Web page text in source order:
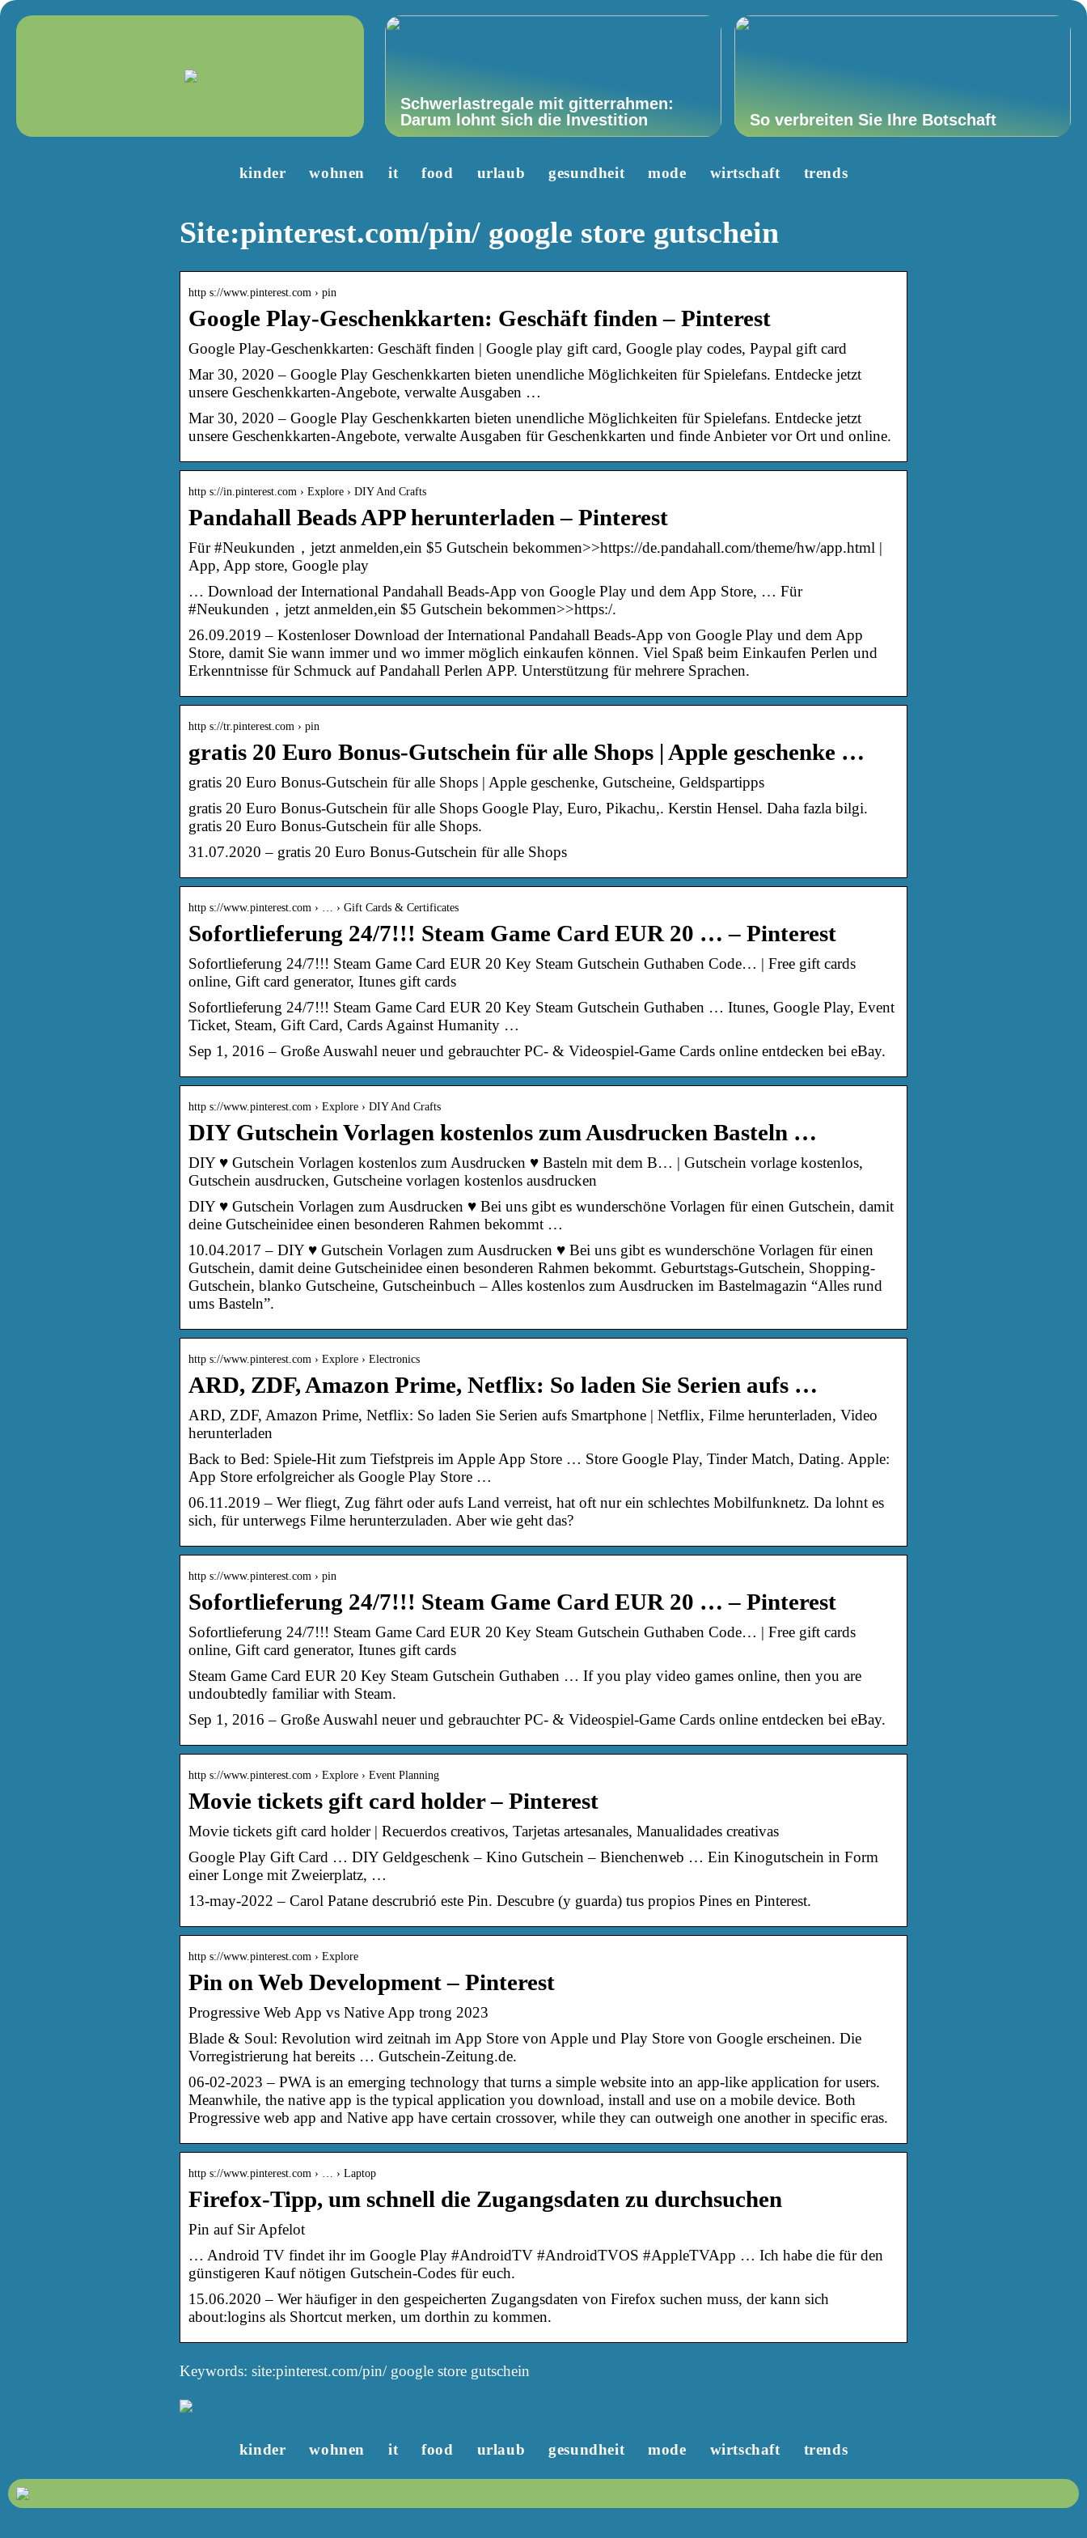
Schwerlastregale mit gitterrahmen:
Darum lohnt sich die Investition
So verbreiten Sie Ihre Botschaft
kinder wohnen it food urlaub gesundheit mode wirtschaft trends
Site:pinterest.com/pin/ google store gutschein
http s://www.pinterest.com › pin
Google Play-Geschenkkarten: Geschäft finden – Pinterest
Google Play-Geschenkkarten: Geschäft finden | Google play gift card, Google play codes, Paypal gift card
Mar 30, 2020 – Google Play Geschenkkarten bieten unendliche Möglichkeiten für Spielefans. Entdecke jetzt
unsere Geschenkkarten-Angebote, verwalte Ausgaben …
Mar 30, 2020 – Google Play Geschenkkarten bieten unendliche Möglichkeiten für Spielefans. Entdecke jetzt
unsere Geschenkkarten-Angebote, verwalte Ausgaben für Geschenkkarten und finde Anbieter vor Ort und online.
http s://in.pinterest.com › Explore › DIY And Crafts
Pandahall Beads APP herunterladen – Pinterest
Für #Neukunden，jetzt anmelden,ein $5 Gutschein bekommen>>https://de.pandahall.com/theme/hw/app.html |
App, App store, Google play
… Download der International Pandahall Beads-App von Google Play und dem App Store, … Für
#Neukunden，jetzt anmelden,ein $5 Gutschein bekommen>>https:/.
26.09.2019 – Kostenloser Download der International Pandahall Beads-App von Google Play und dem App
Store, damit Sie wann immer und wo immer möglich einkaufen können. Viel Spaß beim Einkaufen Perlen und
Erkenntnisse für Schmuck auf Pandahall Perlen APP. Unterstützung für mehrere Sprachen.
http s://tr.pinterest.com › pin
gratis 20 Euro Bonus-Gutschein für alle Shops | Apple geschenke …
gratis 20 Euro Bonus-Gutschein für alle Shops | Apple geschenke, Gutscheine, Geldspartipps
gratis 20 Euro Bonus-Gutschein für alle Shops Google Play, Euro, Pikachu,. Kerstin Hensel. Daha fazla bilgi.
gratis 20 Euro Bonus-Gutschein für alle Shops.
31.07.2020 – gratis 20 Euro Bonus-Gutschein für alle Shops
http s://www.pinterest.com › … › Gift Cards & Certificates
Sofortlieferung 24/7!!! Steam Game Card EUR 20 … – Pinterest
Sofortlieferung 24/7!!! Steam Game Card EUR 20 Key Steam Gutschein Guthaben Code… | Free gift cards
online, Gift card generator, Itunes gift cards
Sofortlieferung 24/7!!! Steam Game Card EUR 20 Key Steam Gutschein Guthaben … Itunes, Google Play, Event
Ticket, Steam, Gift Card, Cards Against Humanity …
Sep 1, 2016 – Große Auswahl neuer und gebrauchter PC- & Videospiel-Game Cards online entdecken bei eBay.
http s://www.pinterest.com › Explore › DIY And Crafts
DIY Gutschein Vorlagen kostenlos zum Ausdrucken Basteln …
DIY ♥ Gutschein Vorlagen kostenlos zum Ausdrucken ♥ Basteln mit dem B… | Gutschein vorlage kostenlos,
Gutschein ausdrucken, Gutscheine vorlagen kostenlos ausdrucken
DIY ♥ Gutschein Vorlagen zum Ausdrucken ♥ Bei uns gibt es wunderschöne Vorlagen für einen Gutschein, damit
deine Gutscheinidee einen besonderen Rahmen bekommt …
10.04.2017 – DIY ♥ Gutschein Vorlagen zum Ausdrucken ♥ Bei uns gibt es wunderschöne Vorlagen für einen
Gutschein, damit deine Gutscheinidee einen besonderen Rahmen bekommt. Geburtstags-Gutschein, Shopping-
Gutschein, blanko Gutscheine, Gutscheinbuch – Alles kostenlos zum Ausdrucken im Bastelmagazin “Alles rund
ums Basteln”.
http s://www.pinterest.com › Explore › Electronics
ARD, ZDF, Amazon Prime, Netflix: So laden Sie Serien aufs …
ARD, ZDF, Amazon Prime, Netflix: So laden Sie Serien aufs Smartphone | Netflix, Filme herunterladen, Video
herunterladen
Back to Bed: Spiele-Hit zum Tiefstpreis im Apple App Store … Store Google Play, Tinder Match, Dating. Apple:
App Store erfolgreicher als Google Play Store …
06.11.2019 – Wer fliegt, Zug fährt oder aufs Land verreist, hat oft nur ein schlechtes Mobilfunknetz. Da lohnt es
sich, für unterwegs Filme herunterzuladen. Aber wie geht das?
http s://www.pinterest.com › pin
Sofortlieferung 24/7!!! Steam Game Card EUR 20 … – Pinterest
Sofortlieferung 24/7!!! Steam Game Card EUR 20 Key Steam Gutschein Guthaben Code… | Free gift cards
online, Gift card generator, Itunes gift cards
Steam Game Card EUR 20 Key Steam Gutschein Guthaben … If you play video games online, then you are
undoubtedly familiar with Steam.
Sep 1, 2016 – Große Auswahl neuer und gebrauchter PC- & Videospiel-Game Cards online entdecken bei eBay.
http s://www.pinterest.com › Explore › Event Planning
Movie tickets gift card holder – Pinterest
Movie tickets gift card holder | Recuerdos creativos, Tarjetas artesanales, Manualidades creativas
Google Play Gift Card … DIY Geldgeschenk – Kino Gutschein – Bienchenweb … Ein Kinogutschein in Form
einer Longe mit Zweierplatz, …
13-may-2022 – Carol Patane descrubrió este Pin. Descubre (y guarda) tus propios Pines en Pinterest.
http s://www.pinterest.com › Explore
Pin on Web Development – Pinterest
Progressive Web App vs Native App trong 2023
Blade & Soul: Revolution wird zeitnah im App Store von Apple und Play Store von Google erscheinen. Die
Vorregistrierung hat bereits … Gutschein-Zeitung.de.
06-02-2023 – PWA is an emerging technology that turns a simple website into an app-like application for users.
Meanwhile, the native app is the typical application you download, install and use on a mobile device. Both
Progressive web app and Native app have certain crossover, while they can outweigh one another in specific eras.
http s://www.pinterest.com › … › Laptop
Firefox-Tipp, um schnell die Zugangsdaten zu durchsuchen
Pin auf Sir Apfelot
… Android TV findet ihr im Google Play #AndroidTV #AndroidTVOS #AppleTVApp … Ich habe die für den
günstigeren Kauf nötigen Gutschein-Codes für euch.
15.06.2020 – Wer häufiger in den gespeicherten Zugangsdaten von Firefox suchen muss, der kann sich
about:logins als Shortcut merken, um dorthin zu kommen.
Keywords: site:pinterest.com/pin/ google store gutschein
kinder wohnen it food urlaub gesundheit mode wirtschaft trends